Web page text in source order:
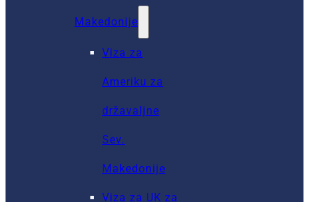
Makedonije
Viza za
Ameriku za
državaljne
Sev.
Makedonije
Viza za UK za